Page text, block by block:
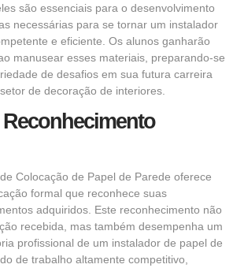
são essenciais para o desenvolvimento
necessárias para se tornar um instalador
e eficiente. Os alunos ganharão
manusear esses materiais, preparando-se
de desafios em sua futura carreira
de decoração de interiores.
Colocação de Papel de Parede oferece
formal que reconhece suas
adquiridos. Este reconhecimento não
recebida, mas também desempenha um
profissional de um instalador de papel de
de trabalho altamente competitivo,